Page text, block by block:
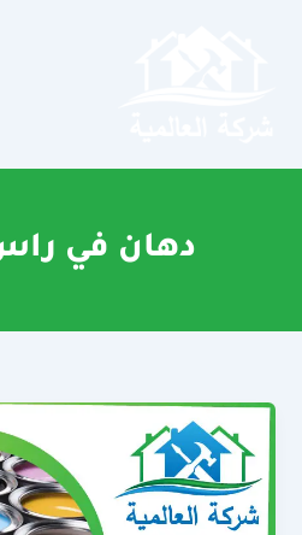
دهان في